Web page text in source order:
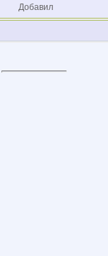
Добавил